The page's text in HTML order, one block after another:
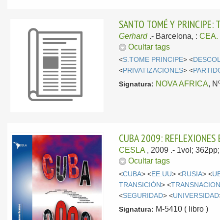
SANTO TOMÉ Y PRINCIPE:
Gerhard .- Barcelona, :CEA.
Ocultar tags
<S.TOME PRINCIPE> <
<PRIVATIZACIONES> <
Signatura: NOVA AFRICA,
CUBA 2009: REFLEXIONES
CESLA , 2009 .- 1vol;
Ocultar tags
<CUBA> <EE.UU> <RUSIA> <
TRANSICIÓN> <
<SEGURIDAD> <UNIVERSIDAD
Signatura: M-5410 ( libro )